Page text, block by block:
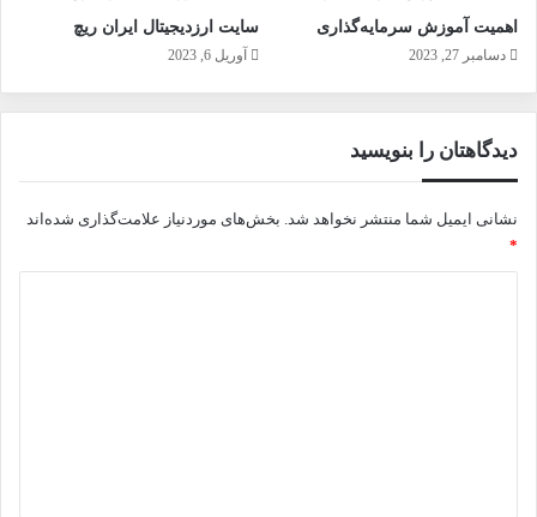
اهمیت آموزش سرمایه‌گذاری
دسامبر 27, 2023
سایت ارزدیجیتال ایران ریچ
آوریل 6, 2023
دیدگاهتان را بنویسید
نشانی ایمیل شما منتشر نخواهد شد. بخش‌های موردنیاز علامت‌گذاری شده‌اند
*